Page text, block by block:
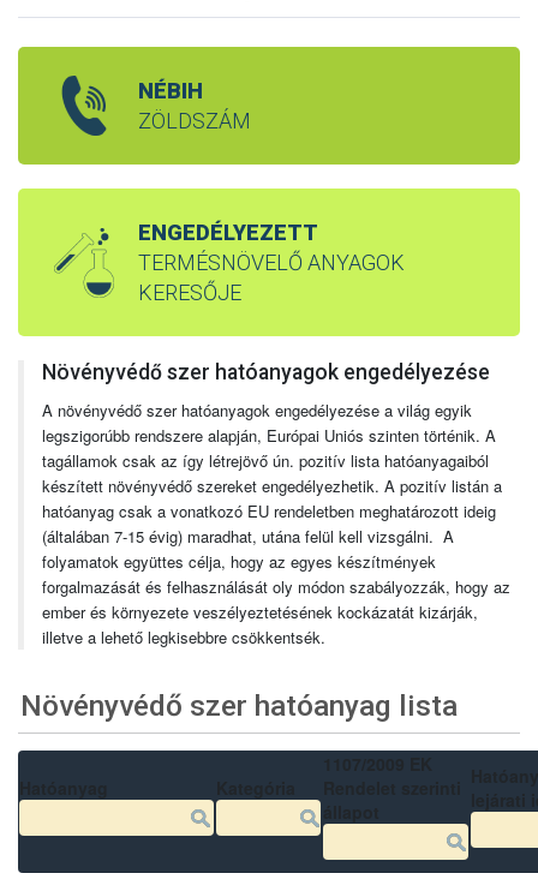
NÉBIH
ZÖLDSZÁM
ENGEDÉLYEZETT
TERMÉSNÖVELŐ ANYAGOK
KERESŐJE
Növényvédő szer hatóanyagok engedélyezése
A növényvédő szer hatóanyagok engedélyezése a világ egyik
legszigorúbb rendszere alapján, Európai Uniós szinten történik. A
tagállamok csak az így létrejövő ún. pozitív lista hatóanyagaiból
készített növényvédő szereket engedélyezhetik. A pozitív listán a
hatóanyag csak a vonatkozó EU rendeletben meghatározott ideig
(általában 7-15 évig) maradhat, utána felül kell vizsgálni. A
folyamatok együttes célja, hogy az egyes készítmények
forgalmazását és felhasználását oly módon szabályozzák, hogy az
ember és környezete veszélyeztetésének kockázatát kizárják,
illetve a lehető legkisebbre csökkentsék.
Növényvédő szer hatóanyag lista